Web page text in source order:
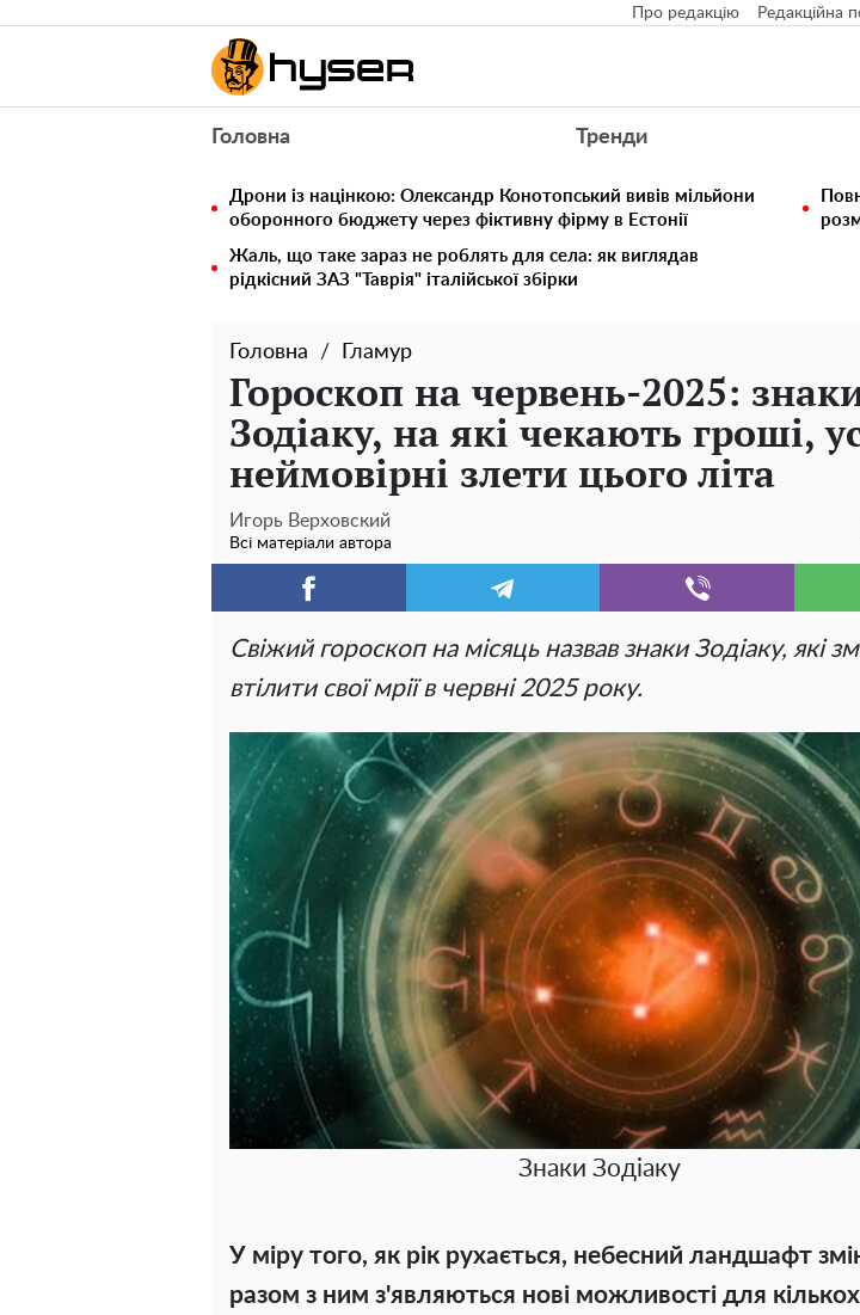
Про редакцію Редакційна
Головна Тренди
Дрони із націнкою: Олександр Конотопський вивів мільйони
оборонного бюджету через фіктивну фірму в Естонії
Жаль, що таке зараз не роблять для села: як виглядав
рідкісний ЗАЗ "Таврія" італійської збірки
Головна Гламур
Гороскоп на червень-2025:
Зодіаку, на які чекають гроші,
неймовірні злети цього літа
Игорь Верховский
Всі матеріали автора
Свіжий гороскоп на місяць назвав знаки Зодіаку, які
втілити свої мрії в червні 2025 року.
Знаки Зодіаку
У міру того, як рік рухається, небесний ландшафт
разом з ним з'являються нові можливості для кількох